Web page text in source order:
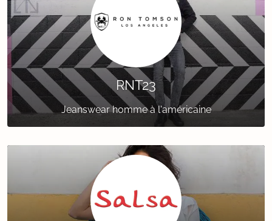
RNT23
Jeanswear homme à l'américaine